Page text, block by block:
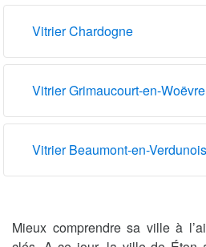
Vitrier Chardogne
Vitrier Grimaucourt-en-Woëvre
Vitrier Beaumont-en-Verdunois
Mieux comprendre sa ville à